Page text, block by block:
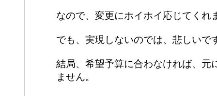
なので、変更にホイホイ応じてくれ
でも、実現しないのでは、悲しいで
結局、希望予算に合わなければ、元
ません。